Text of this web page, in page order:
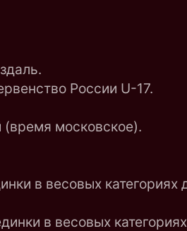
России U-17.
московское).
в весовых
в весовых